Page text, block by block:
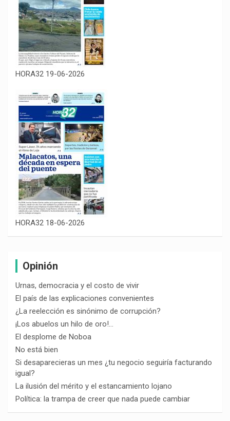
HORA32 19-06-2026
HORA32 18-06-2026
Opinión
Urnas, democracia y el costo de vivir
El país de las explicaciones convenientes
¿La reelección es sinónimo de corrupción?
¡Los abuelos un hilo de oro!…
El desplome de Noboa
No está bien
Si desaparecieras un mes ¿tu negocio seguiría facturando
igual?
La ilusión del mérito y el estancamiento lojano
Política: la trampa de creer que nada puede cambiar